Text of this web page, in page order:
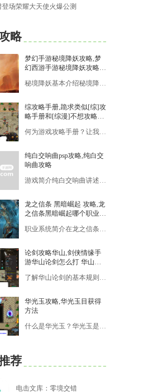
场荣耀大天使火爆公测
略
梦幻手游秘境降妖攻略,梦
幻西游手游秘境降妖攻略是
秘境降妖基本介绍秘境降妖是梦幻西游手游中的一个日常挑战活动，
综攻略手册,跪求类似[综]攻
略手册和[综漫]不想攻略的
看完这些就综漫书荒了qwq何为游戏攻略手册？让我们明确一下什么是游戏攻略手册。游戏攻略
纯白交响曲psp攻略,纯白交
响曲攻略
游戏简介纯白交响曲讲述了主角桐生将牙和几位女主人公在音乐学院
龙之信条 黑暗崛起 攻略,龙
之信条黑暗崛起哪个职业最
荐
职业系统简介在龙之信条：黑暗崛起中，职业（或称Vocatio
论剑攻略华山,剑侠情缘手
游华山论剑怎么打 华山论
了解华山论剑的基本规则华山论剑是一种以排位制进行的比赛，玩家
华光玉攻略,华光玉目获得
方法
什么是华光玉？华光玉是一种在游戏世界中极为珍稀的宝石，它拥有
荐
电击文库：零境交错